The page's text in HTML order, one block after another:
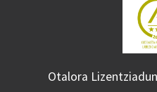
Otalora